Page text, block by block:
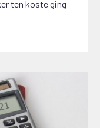
ten koste ging